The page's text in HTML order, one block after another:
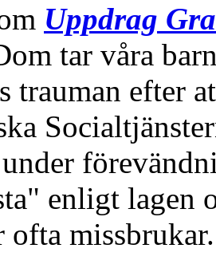
Uppdrag
tar våra
trauman efter
enligt lagen
ofta missbrukar.